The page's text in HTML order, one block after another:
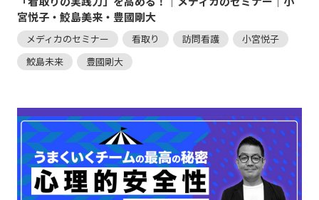
宮悦子・鮫島美来・豊國剛大
メディカのセミナー 看取り 訪問看護
小宮悦子
鮫島未来
豊國剛大